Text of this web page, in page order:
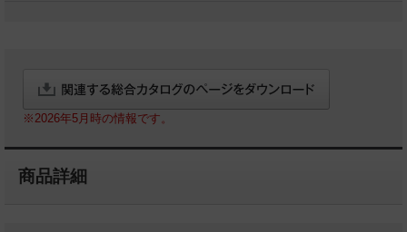
※2026年5月時の情報です。
商品詳細